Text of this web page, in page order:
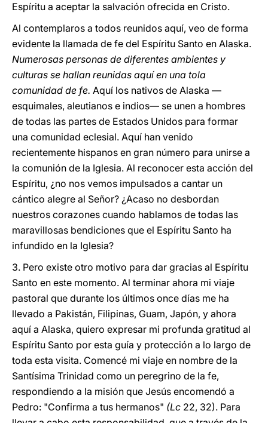
Espíritu a aceptar la salvación ofrecida en Cristo.
Al contemplaros a todos reunidos aquí, veo de forma
evidente la llamada de fe del Espíritu Santo en Alaska.
Numerosas personas de diferentes ambientes y
culturas se hallan reunidas aquí en una tola
comunidad de fe. Aquí los nativos de Alaska —
esquimales, aleutianos e indios— se unen a hombres
de todas las partes de Estados Unidos para formar
una comunidad eclesial. Aquí han venido
recientemente hispanos en gran número para unirse a
la comunión de la Iglesia. Al reconocer esta acción del
Espíritu, ¿no nos vemos impulsados a cantar un
cántico alegre al Señor? ¿Acaso no desbordan
nuestros corazones cuando hablamos de todas las
maravillosas bendiciones que el Espíritu Santo ha
infundido en la Iglesia?
3. Pero existe otro motivo para dar gracias al Espíritu
Santo en este momento. Al terminar ahora mi viaje
pastoral que durante los últimos once días me ha
llevado a Pakistán, Filipinas, Guam, Japón, y ahora
aquí a Alaska, quiero expresar mi profunda gratitud al
Espíritu Santo por esta guía y protección a lo largo de
toda esta visita. Comencé mi viaje en nombre de la
Santísima Trinidad como un peregrino de la fe,
respondiendo a la misión que Jesús encomendó a
Pedro: "Confirma a tus hermanos" (Lc 22, 32). Para